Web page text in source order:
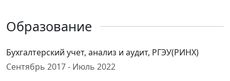
Образование
Бухгалтерский учет, анализ и аудит, РГЭУ(РИНХ)
Сентябрь 2017 - Июль 2022